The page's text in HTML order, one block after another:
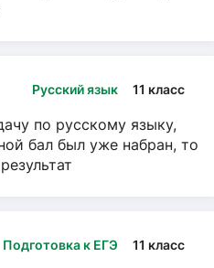
Русский язык 11 класс
по русскому языку,
бал был уже набран, то
Подготовка к ЕГЭ 11 класс